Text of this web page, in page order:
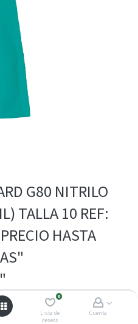
0
Lista de
deseos
Cuenta
G80 NITRILO
TALLA 10 REF:
HASTA
pulgadas fabricado en 100%
a solventes, aceites y grasas,